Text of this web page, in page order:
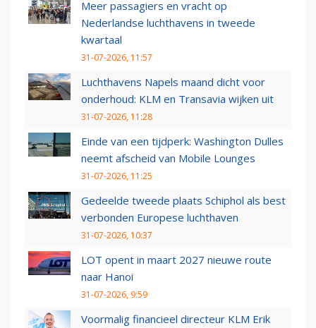
Meer passagiers en vracht op
Nederlandse luchthavens in tweede
kwartaal
31-07-2026, 11:57
Luchthavens Napels maand dicht voor
onderhoud: KLM en Transavia wijken uit
31-07-2026, 11:28
Einde van een tijdperk: Washington Dulles
neemt afscheid van Mobile Lounges
31-07-2026, 11:25
Gedeelde tweede plaats Schiphol als best
verbonden Europese luchthaven
31-07-2026, 10:37
LOT opent in maart 2027 nieuwe route
naar Hanoi
31-07-2026, 9:59
Voormalig financieel directeur KLM Erik